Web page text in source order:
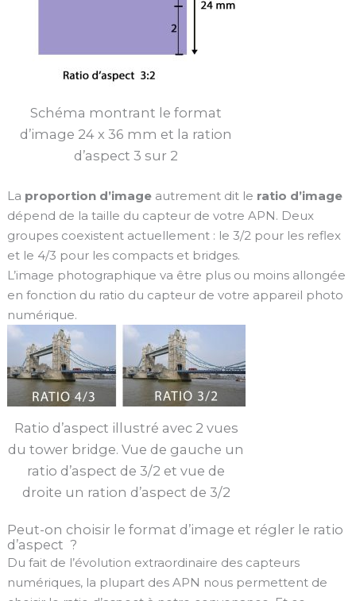
Schéma montrant le format
d’image 24 x 36 mm et la ration
d’aspect 3 sur 2
La proportion d’imageautrement dit le ratio d’image
dépend de la taille du capteur de votre APN. Deux
groupes coexistent actuellement : le 3/2 pour les reflex
et le 4/3 pour les compacts et bridges.
L’image photographique va être plus ou moins allongée
en fonction du ratio du capteur de votre appareil photo
numérique.
Ratio d’aspect illustré avec 2 vues
du tower bridge. Vue de gauche un
ratio d’aspect de 3/2 et vue de
droite un ration d’aspect de 3/2
Peut-on choisir le format d’image et régler le ratio
d’aspect ?
Du fait de l’évolution extraordinaire des capteurs
numériques, la plupart des APN nous permettent de